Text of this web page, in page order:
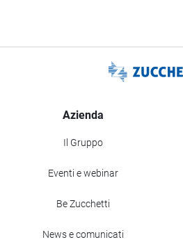
Azienda
Il Gruppo
Eventi e webinar
Be Zucchetti
News e comunicati